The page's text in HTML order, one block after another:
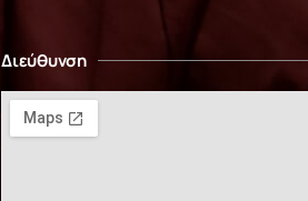
Διεύθυνση